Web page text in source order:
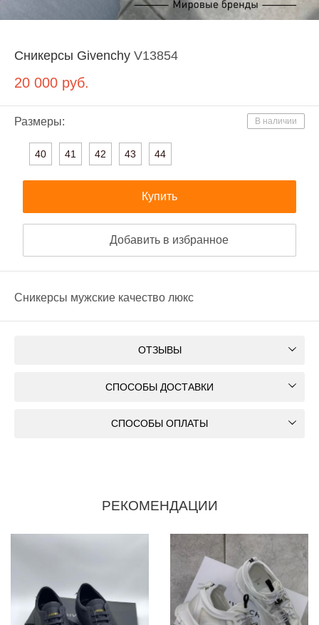
Сникерсы Givenchy V13854
20 000 руб.
В наличии
Размеры:
40 41 42 43 44
Купить
Добавить в избранное
Сникерсы мужские качество люкс
ОТЗЫВЫ
СПОСОБЫ ДОСТАВКИ
СПОСОБЫ ОПЛАТЫ
РЕКОМЕНДАЦИИ